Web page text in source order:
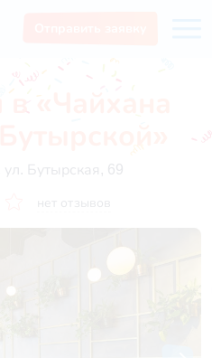
«Чайхана
​Бутырская, 69
нет отзывов